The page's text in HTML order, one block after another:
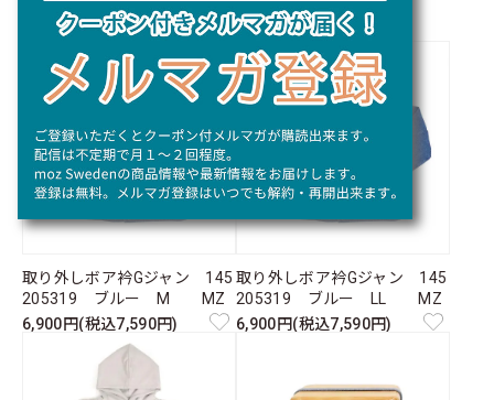
取り外しボア衿Gジャン 145
205319 ブルー M MZ
6,900円(税込7,590円)
取り外しボア衿Gジャン 145
205319 ブルー LL MZ
6,900円(税込7,590円)